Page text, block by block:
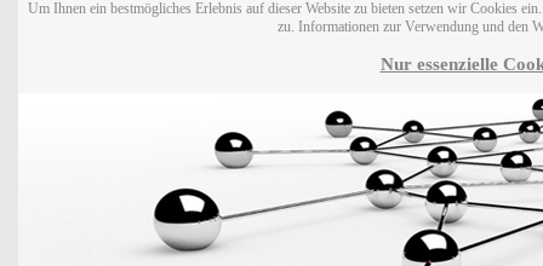
Um Ihnen ein bestmögliches Erlebnis auf dieser Website zu bieten setzen wir Cookies
zu. Informationen zur Verwendung und den
Nur essenzielle